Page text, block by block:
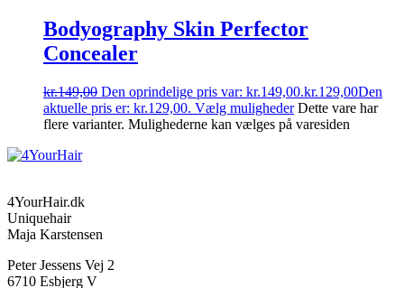
Bodyography Skin Perfector
Concealer
kr.149,00 Den oprindelige pris var: kr.149,00.kr.129,00Den
aktuelle pris er: kr.129,00. Vælg muligheder Dette vare har
flere varianter. Mulighederne kan vælges på varesiden
4YourHair.dk
Uniquehair
Maja Karstensen
Peter Jessens Vej 2
6710 Esbjerg V